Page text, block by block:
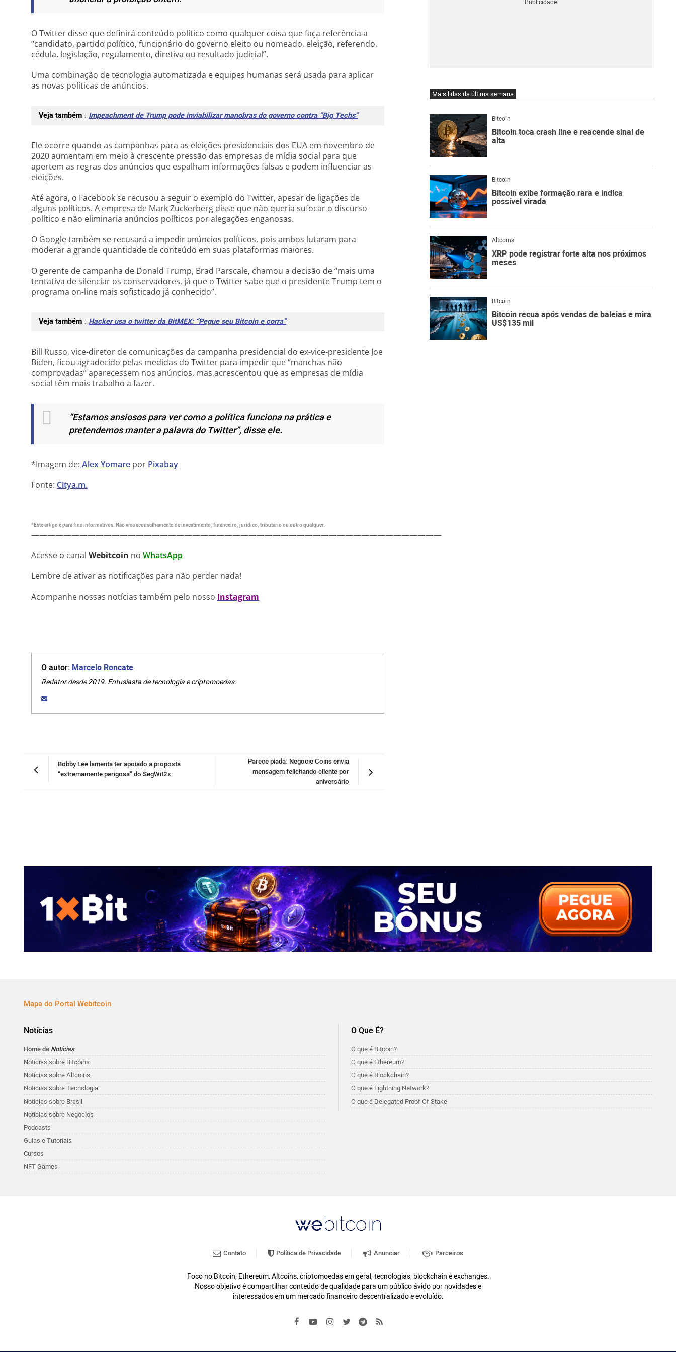
O Twitter disse que definirá conteúdo político como qualquer coisa que faça referência a
“candidato, partido político, funcionário do governo eleito ou nomeado, eleição, referendo,
cédula, legislação, regulamento, diretiva ou resultado judicial”.
Uma combinação de tecnologia automatizada e equipes humanas será usada para aplicar
as novas políticas de anúncios.
Veja também : Impeachment de Trump pode inviabilizar manobras do governo contra “Big Techs”
Ele ocorre quando as campanhas para as eleições presidenciais dos EUA em novembro de
2020 aumentam em meio à crescente pressão das empresas de mídia social para que
apertem as regras dos anúncios que espalham informações falsas e podem influenciar as
eleições.
Até agora, o Facebook se recusou a seguir o exemplo do Twitter, apesar de ligações de
alguns políticos. A empresa de Mark Zuckerberg disse que não queria sufocar o discurso
político e não eliminaria anúncios políticos por alegações enganosas.
O Google também se recusará a impedir anúncios políticos, pois ambos lutaram para
moderar a grande quantidade de conteúdo em suas plataformas maiores.
O gerente de campanha de Donald Trump, Brad Parscale, chamou a decisão de “mais uma
tentativa de silenciar os conservadores, já que o Twitter sabe que o presidente Trump tem o
programa on-line mais sofisticado já conhecido”.
Veja também : Hacker usa o twitter da BitMEX: “Pegue seu Bitcoin e corra”
Bill Russo, vice-diretor de comunicações da campanha presidencial do ex-vice-presidente Joe
Biden, ficou agradecido pelas medidas do Twitter para impedir que “manchas não
comprovadas” aparecessem nos anúncios, mas acrescentou que as empresas de mídia
social têm mais trabalho a fazer.
“Estamos ansiosos para ver como a política funciona na prática e
pretendemos manter a palavra do Twitter”, disse ele.
*Imagem de: Alex Yomare por Pixabay
Fonte: Citya.m.
*Este artigo é para fins informativos. Não visa aconselhamento de investimento, financeiro, jurídico, tributário ou outro qualquer.
———————————————————————————————————————————————————
Acesse o canal Webitcoin no WhatsApp
Lembre de ativar as notificações para não perder nada!
Acompanhe nossas notícias também pelo nosso Instagram
O autor:Marcelo Roncate
Redator desde 2019. Entusiasta de tecnologia e criptomoedas.
Parece piada: Negocie Coins envia
mensagem felicitando cliente por
aniversário
Bobby Lee lamenta ter apoiado a proposta
“extremamente perigosa” do SegWit2x
Mais lidas da última semana
Bitcoin
Bitcoin toca crash line e reacende sinal de
alta
Bitcoin
Bitcoin exibe formação rara e indica
possível virada
Altcoins
XRP pode registrar forte alta nos próximos
meses
Bitcoin
Bitcoin recua após vendas de baleias e mira
US$135 mil
Mapa do Portal Webitcoin
Notícias
Home de Notícias
Notícias sobre Bitcoins
Notícias sobre Altcoins
Noticias sobre Tecnologia
Noticias sobre Brasil
Noticias sobre Negócios
Podcasts
Guias e Tutoriais
Cursos
NFT Games
O Que É?
O que é Bitcoin?
O que é Ethereum?
O que é Blockchain?
O que é Lightning Network?
O que é Delegated Proof Of Stake
Contato Política de Privacidade Anunciar Parceiros
Foco no Bitcoin, Ethereum, Altcoins, criptomoedas em geral, tecnologias, blockchain e exchanges.
Nosso objetivo é compartilhar conteúdo de qualidade para um público ávido por novidades e
interessados em um mercado financeiro descentralizado e evoluído.